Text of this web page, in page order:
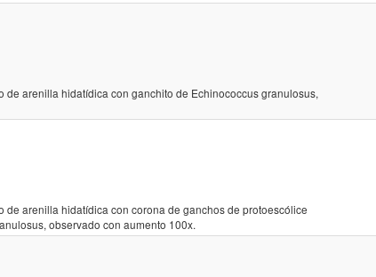
de arenilla hidatídica con ganchito de Echinococcus granulosus,
de arenilla hidatídica con corona de ganchos de protoescólice
observado con aumento 100x.